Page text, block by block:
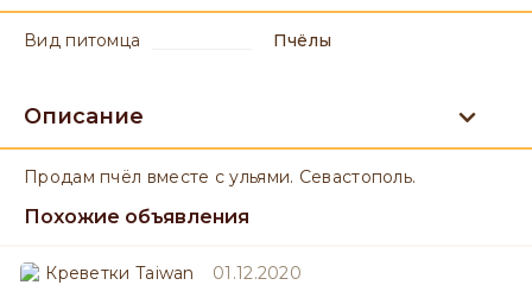
вид питомца Пчёлы
Описание
Продам пчёл вместе с ульями. Севастополь.
Похожие объявления
01.12.2020